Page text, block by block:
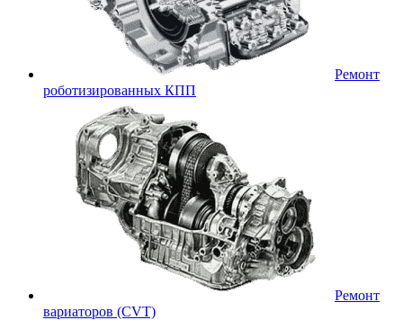
Ремонт
роботизированных КПП
Ремонт
вариаторов (CVT)